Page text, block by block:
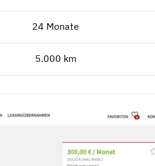
24 Monate
5.000 km